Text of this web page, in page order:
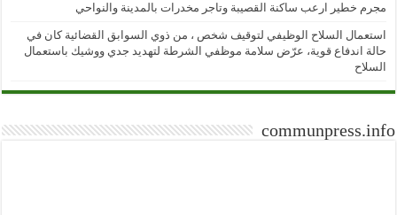
مجرم خطير ارعب ساكنة القصيبة وتاجر مخدرات بالمدينة والنواحي
استعمال السلاح الوظيفي لتوقيف شخص ، من ذوي السوابق القضائية كان في
حالة اندفاع قوية، عرّض سلامة موظفي الشرطة لتهديد جدي ووشيك باستعمال
السلاح
communpress.info